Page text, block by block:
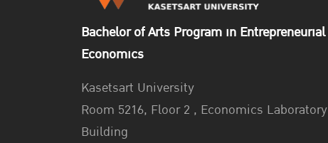
Bachelor of Arts Program in Entrepreneurial
Economics
Kasetsart University
Room 5216, Floor 2 , Economics Laboratory
Building